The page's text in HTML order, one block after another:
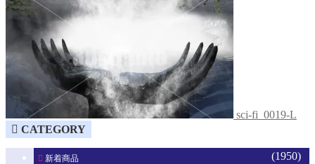
sci-fi_0019-L
CATEGORY
新着商品 (1950)